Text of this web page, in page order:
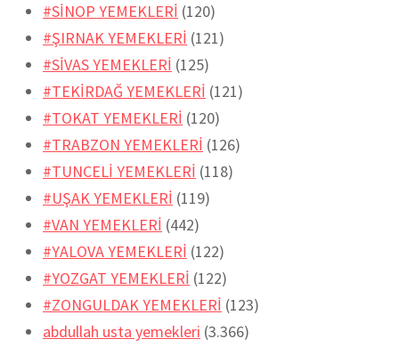
#SİNOP YEMEKLERİ (120)
#ŞIRNAK YEMEKLERİ (121)
#SİVAS YEMEKLERİ (125)
#TEKİRDAĞ YEMEKLERİ (121)
#TOKAT YEMEKLERİ (120)
#TRABZON YEMEKLERİ (126)
#TUNCELİ YEMEKLERİ (118)
#UŞAK YEMEKLERİ (119)
#VAN YEMEKLERİ (442)
#YALOVA YEMEKLERİ (122)
#YOZGAT YEMEKLERİ (122)
#ZONGULDAK YEMEKLERİ (123)
abdullah usta yemekleri (3.366)